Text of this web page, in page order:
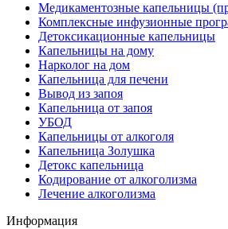
Медикаментозные капельницы
Комплексные инфузионные
Детоксикационные капельницы
Капельницы на дому
Нарколог на дом
Капельница для печени
Вывод из запоя
Капельница от запоя
УБОД
Капельницы от алкоголя
Капельница Золушка
Детокс капельница
Кодирование от алкоголизма
Лечение алкоголизма
Информация